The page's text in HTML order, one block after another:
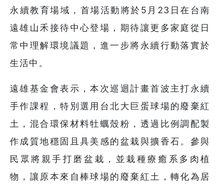
永續教育場域，首場活動將於5月23日在台南
遠雄山禾接待中心登場，期待讓更多家庭從日
常中理解環境議題，進一步將永續行動落實於
生活中。
遠雄基金會表示，本次巡迴計畫首波主打永續
手作課程，特別選用台北大巨蛋球場的廢棄紅
土，混合環保材料牡蠣殼粉，透過比例調配製
作成質地穩固且具美感的盆栽與擴香石。參與
民眾將親手打磨盆栽，並栽種療癒系多肉植
物，讓原本來自棒球場的廢棄紅土，轉化為居